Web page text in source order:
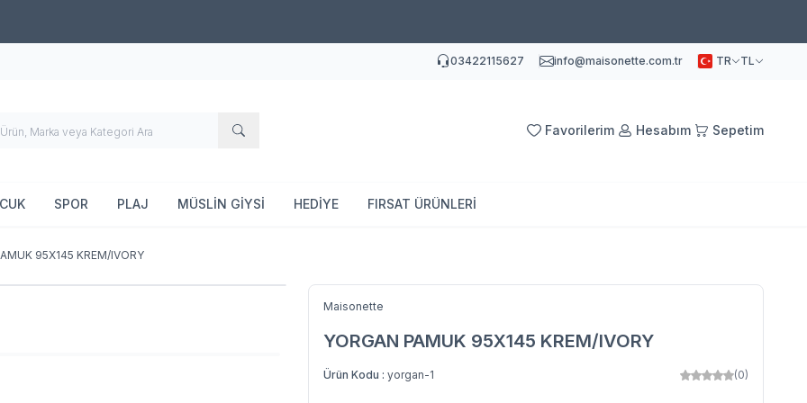
03422115627 info@maisonette.com.tr TR TL
Favorilerim Hesabım Sepetim
SPOR PLAJ MÜSLİN GİYSİ HEDİYE FIRSAT ÜRÜNLERİ
95X145 KREM/IVORY
Maisonette
YORGAN PAMUK 95X145 KREM/IVORY
Ürün Kodu : yorgan-1 (0)